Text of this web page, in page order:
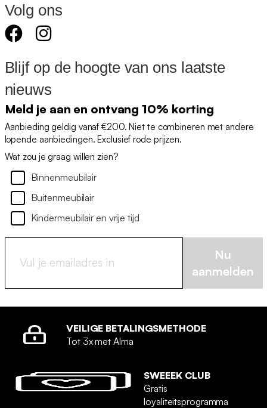
Volg ons
Blijf op de hoogte van ons laatste
nieuws
Meld je aan en ontvang 10% korting
Aanbieding geldig vanaf €200. Niet te combineren met andere
lopende aanbiedingen. Exclusief rode prijzen.
Wat zou je graag willen zien?
Binnenmeubilair
Buitenmeubilair
Kindermeubilair en vrije tijd
Nu
aanmelden
VEILIGE BETALINGSMETHODE
Tot 3x met Alma
SWEEEK CLUB
Gratis
loyaliteitsprogramma